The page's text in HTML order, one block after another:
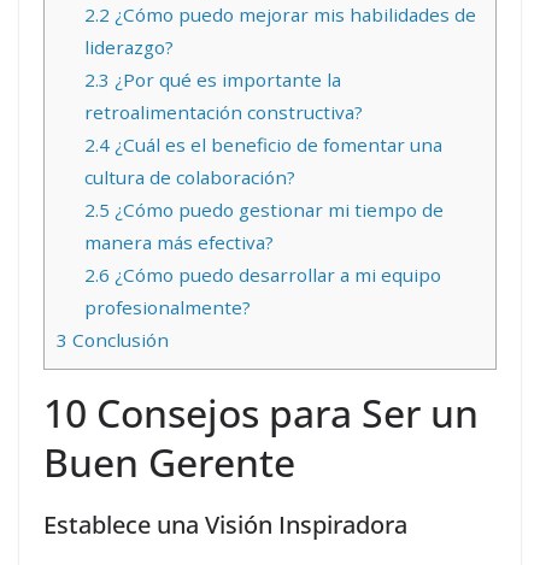
2.2 ¿Cómo puedo mejorar mis habilidades de
liderazgo?
2.3 ¿Por qué es importante la
retroalimentación constructiva?
2.4¿Cuál es el beneficio de fomentar una
cultura de colaboración?
2.5 ¿Cómo puedo gestionar mi tiempo de
manera más efectiva?
2.6 ¿Cómo puedo desarrollar a mi equipo
profesionalmente?
3 Conclusión
10 Consejos para Ser un
Buen Gerente
Establece una Visión Inspiradora